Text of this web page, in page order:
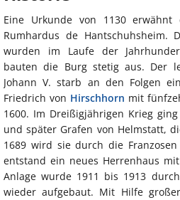
Eine Urkunde von 1130 erwähnt
Rumhardus de Hantschuhsheim.
wurden im Laufe der
bauten die Burg stetig aus. Der
Johann V. starb an den Folgen
Friedrich von Hirschhorn mit
1600. Im Dreißigjährigen Krieg
und später Grafen von Helmstatt,
1689 wird sie durch die
entstand ein neues Herrenhaus
Anlage wurde 1911 bis 1913
wieder aufgebaut. Mit Hilfe